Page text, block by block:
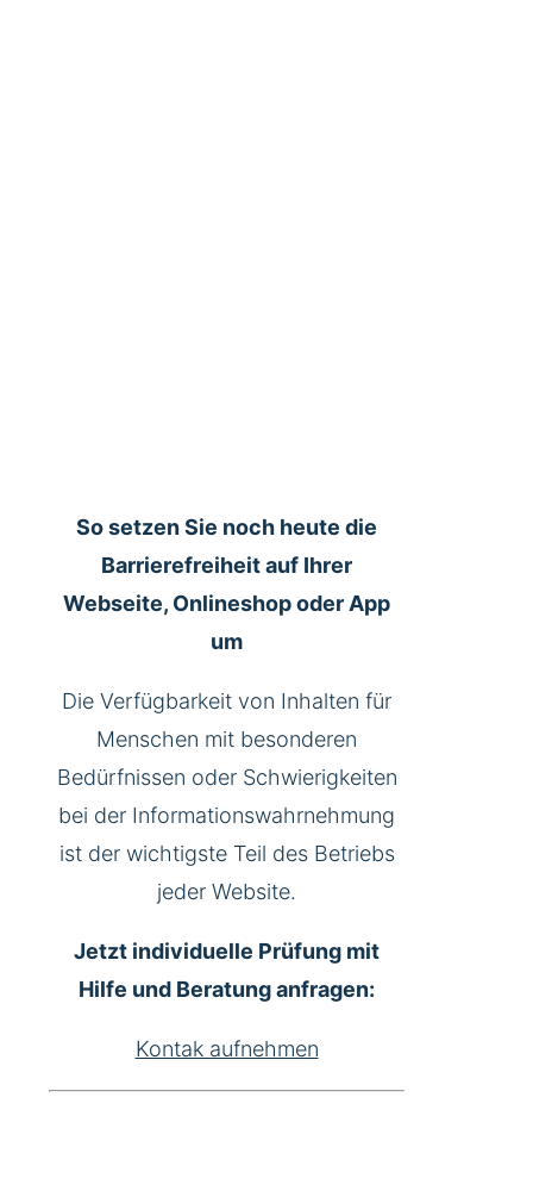
So setzen Sie noch heute die
Barrierefreiheit auf Ihrer
Webseite, Onlineshop oder App
um
Die Verfügbarkeit von Inhalten für
Menschen mit besonderen
Bedürfnissen oder Schwierigkeiten
bei der Informationswahrnehmung
ist der wichtigste Teil des Betriebs
jeder Website.
Jetzt individuelle Prüfung mit
Hilfe und Beratung anfragen:
Kontak aufnehmen